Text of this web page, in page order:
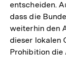
entscheiden.
dass die
weiterhin den
dieser lokalen
Prohibition